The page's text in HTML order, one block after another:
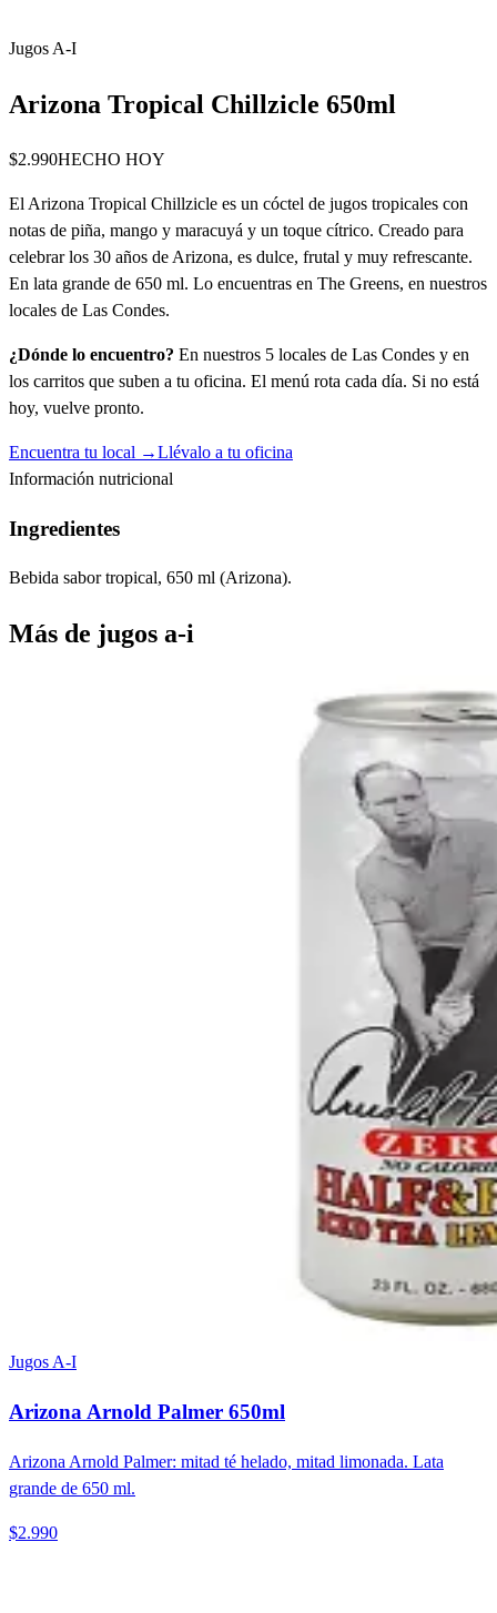
Jugos A-I
Arizona Tropical Chillzicle 650ml
$2.990HECHO HOY
El Arizona Tropical Chillzicle es un cóctel de jugos tropicales con
notas de piña, mango y maracuyá y un toque cítrico. Creado para
celebrar los 30 años de Arizona, es dulce, frutal y muy refrescante.
En lata grande de 650 ml. Lo encuentras en The Greens, en nuestros
locales de Las Condes.
¿Dónde lo encuentro? En nuestros 5 locales de Las Condes y en
los carritos que suben a tu oficina. El menú rota cada día. Si no está
hoy, vuelve pronto.
Encuentra tu local →Llévalo a tu oficina
Información nutricional
Ingredientes
Bebida sabor tropical, 650 ml (Arizona).
Más de jugos a-i
Jugos A-I
Arizona Arnold Palmer 650ml
Arizona Arnold Palmer: mitad té helado, mitad limonada. Lata
grande de 650 ml.
$2.990